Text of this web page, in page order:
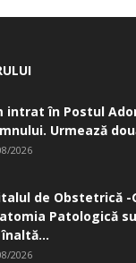
intrat în Postul
Urmează
2026
de Obstetrică
Patologică
2026